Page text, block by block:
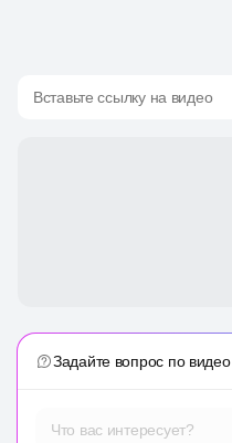
Вставьте ссылку на видео
Задайте вопрос по видео
Что вас интересует?